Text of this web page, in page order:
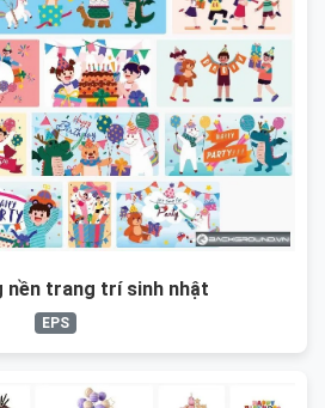
nền trang trí sinh nhật
EPS